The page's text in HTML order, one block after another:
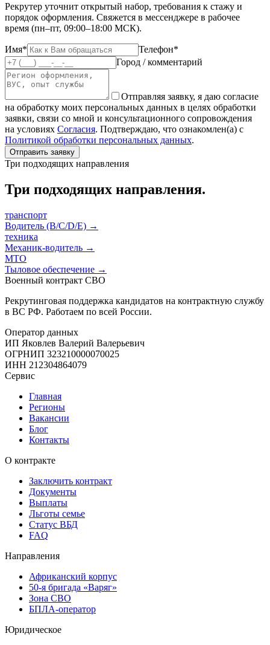
Рекрутер уточнит открытый набор, требования к стажу и
порядок оформления. Свяжется в мессенджере в рабочее
время (пн–пт, 09:00–18:00 МСК).
Имя*
Телефон*
Город / комментарий
Отправляя заявку, я даю согласие
на обработку моих персональных данных в целях обработки
заявки, связи со мной и консультационного сопровождения
на условиях Согласия. Подтверждаю, что ознакомлен(а) с
Политикой обработки персональных данных.
Отправить заявку
Три подходящих направления
Три подходящих направления.
транспорт
Водитель (B/C/D/E) →
техника
Механик-водитель →
МТО
Тыловое обеспечение →
Военный контракт СВО
Рекрутинговая поддержка кандидатов на контрактную службу
в ВС РФ. Работаем по всей России.
Оператор данных
ИП Яковлев Валерий Валерьевич
ОГРНИП 323210000070025
ИНН 212304864079
Сервис
Главная
Регионы
Вакансии
Блог
Контакты
О контракте
Заключить контракт
Документы
Выплаты
Льготы семье
Статус ВБД
FAQ
Направления
Африканский корпус
50-я бригада «Варяг»
Зона СВО
БПЛА-оператор
Юридическое